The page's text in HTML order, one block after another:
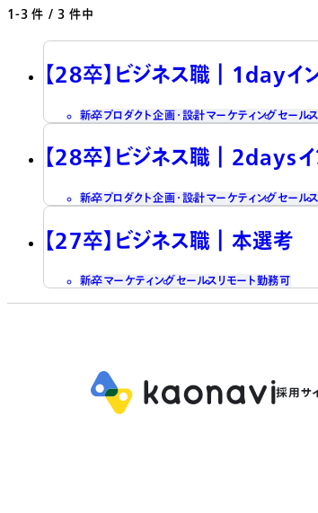
1-3 件 / 3 件中
【28卒】ビジネス職┃1dayイ
新卒プロダクト企画・設計マーケティングセール
【28卒】ビジネス職┃2daysイ
新卒プロダクト企画・設計マーケティングセール
【27卒】ビジネス職┃本選考
新卒マーケティングセールス リモート勤務可